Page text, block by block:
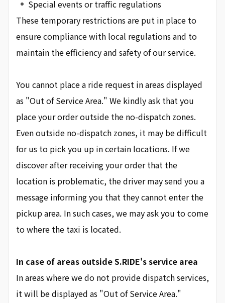
Special events or traffic regulations
These temporary restrictions are put in place to
ensure compliance with local regulations and to
maintain the efficiency and safety of our service.
You cannot place a ride request in areas displayed
as "Out of Service Area." We kindly ask that you
place your order outside the no-dispatch zones.
Even outside no-dispatch zones, it may be difficult
for us to pick you up in certain locations. If we
discover after receiving your order that the
location is problematic, the driver may send you a
message informing you that they cannot enter the
pickup area. In such cases, we may ask you to come
to where the taxi is located.
In case of areas outside S.RIDE's service area
In areas where we do not provide dispatch services,
it will be displayed as "Out of Service Area."